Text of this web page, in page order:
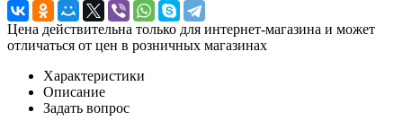
Цена действительна только для интернет-магазина и может
отличаться от цен в розничных магазинах
Характеристики
Описание
Задать вопрос